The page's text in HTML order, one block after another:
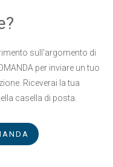
sull'argomento di
per inviare un tuo
Riceverai la tua
casella di posta.